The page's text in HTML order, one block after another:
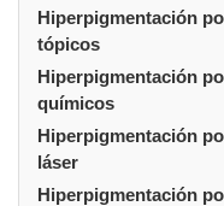
Hiperpigmentación
tópicos
Hiperpigmentación
químicos
Hiperpigmentación
láser
Hiperpigmentación